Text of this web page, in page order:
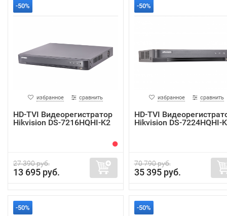
-50%
избранное сравнить
HD-TVI Видеорегистратор
Hikvision DS-7216HQHI-K2
27 390 руб.
13 695 руб.
-50%
избранное сравнить
HD-TVI
Hikvision DS-7224HQHI-
70 790 руб.
35 395 руб.
-50% -50%